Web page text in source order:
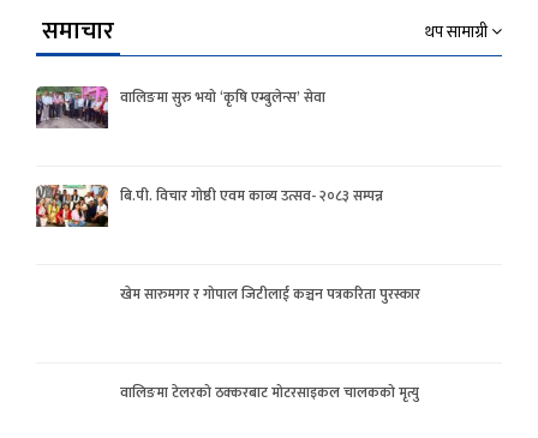
समाचार थप सामाग्री
वालिङमा सुरु भयो ‘कृषि एम्बुलेन्स’ सेवा
बि.पी. विचार गोष्ठी एवम काव्य उत्सव- २०८३ सम्पन्न
खेम सारुमगर र गोपाल जिटीलाई कञ्चन पत्रकरिता पुरस्कार
वालिङमा टेलरको ठक्करबाट मोटरसाइकल चालकको मृत्यु